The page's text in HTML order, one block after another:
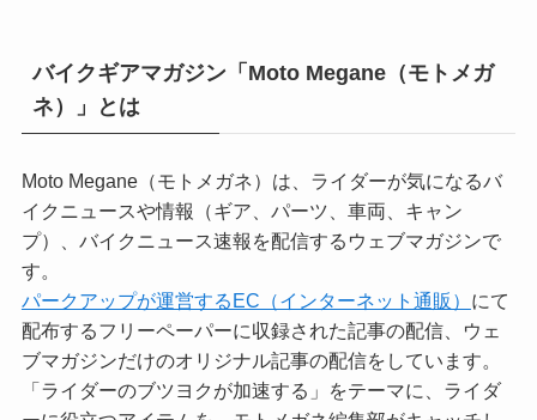
バイクギアマガジン「Moto Megane（モトメガ
ネ）」とは
Moto Megane（モトメガネ）は、ライダーが気になるバ
イクニュースや情報（ギア、パーツ、車両、キャン
プ）、バイクニュース速報を配信するウェブマガジンで
す。
パークアップが運営するEC（インターネット通販） にて
配布するフリーペーパーに収録された記事の配信、ウェ
ブマガジンだけのオリジナル記事の配信をしています。
「ライダーのブツヨクが加速する」をテーマに、ライダ